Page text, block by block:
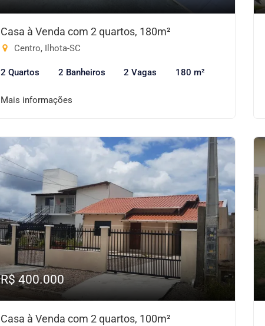
Casa à Venda com 2 quartos, 180m²
Centro, Ilhota-SC
2 Quartos 2 Banheiros 2 Vagas 180 m²
Mais informações
R$ 400.000
Casa à Venda com 2 quartos, 100m²